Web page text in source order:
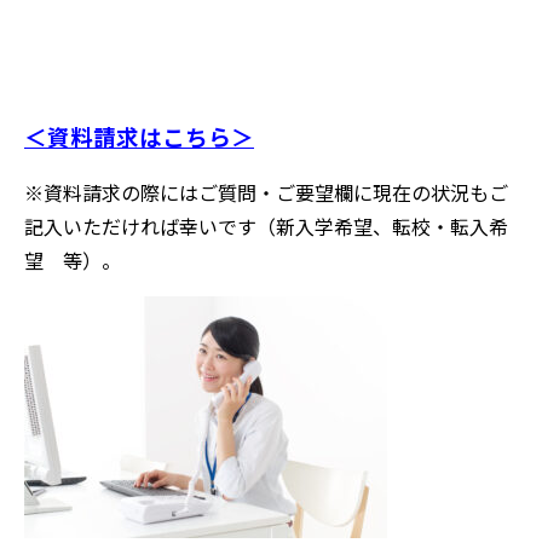
＜資料請求はこちら＞
※資料請求の際にはご質問・ご要望欄に現在の状況もご
記入いただければ幸いです（新入学希望、転校・転入希
望 等）。